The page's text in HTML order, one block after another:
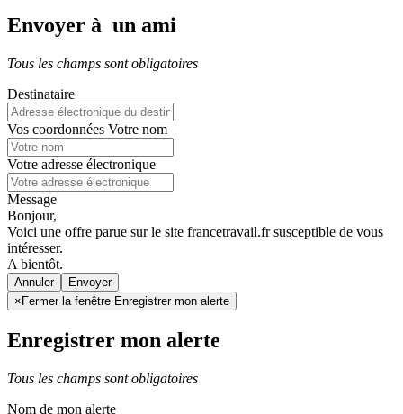
Envoyer à un ami
Tous les champs sont obligatoires
Destinataire
Vos coordonnées Votre nom
Votre adresse électronique
Message
Bonjour,
Voici une offre parue sur le site francetravail.fr susceptible de vous
intéresser.
A bientôt.
Annuler
× Fermer la fenêtre Enregistrer mon alerte
Enregistrer mon alerte
Tous les champs sont obligatoires
Nom de mon alerte